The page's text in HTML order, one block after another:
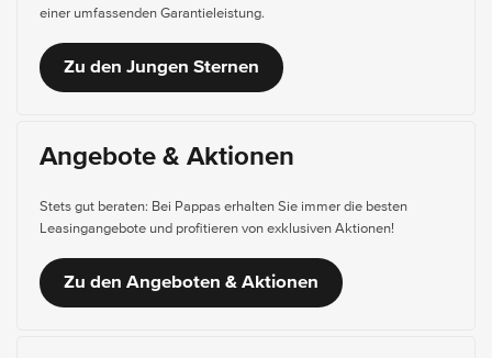
einer umfassenden Garantieleistung.
Zu den Jungen Sternen
Angebote & Aktionen
Stets gut beraten: Bei Pappas erhalten Sie immer die besten
Leasingangebote und profitieren von exklusiven Aktionen!
Zu den Angeboten & Aktionen